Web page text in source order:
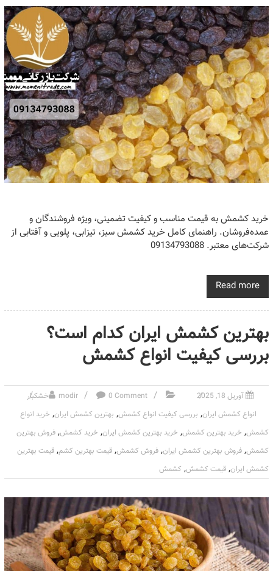
خرید کشمش به قیمت مناسب و کیفیت تضمینی، ویژه فروشندگان و
عمده‌فروشان. راهنمای کامل خرید کشمش سبز، تیزابی، پلویی و آفتابی از
شرکت‌های معتبر. 09134793088
Read more
بهترین کشمش ایران کدام است؟
بررسی کیفیت انواع کشمش
آوریل 18, 2025 modir 0 Comment
خشکبار
انواع کشمش ایران, بررسی کیفیت انواع کشمش, بهترین کشمش ایران, خرید انواع
کشمش, خرید بهترین کشمش, خرید بهترین کشمش ایران, خرید کشمش, فروش بهترین
کشمش, فروش بهترین کشمش ایران, فروش کشمش, قیمت بهترین کشم, قیمت بهترین
کشمش ایران, قیمت کشمش, کشمش